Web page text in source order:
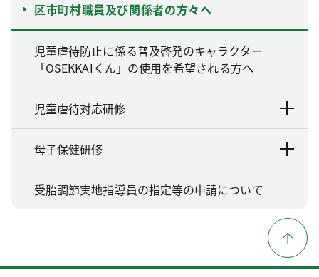
区市町村職員及び関係者の方々へ
児童虐待防止に係る普及啓発のキャラクター
「OSEKKAIくん」の使用を希望される方へ
児童虐待対応研修
母子保健研修
受胎調節実地指導員の指定等の申請について